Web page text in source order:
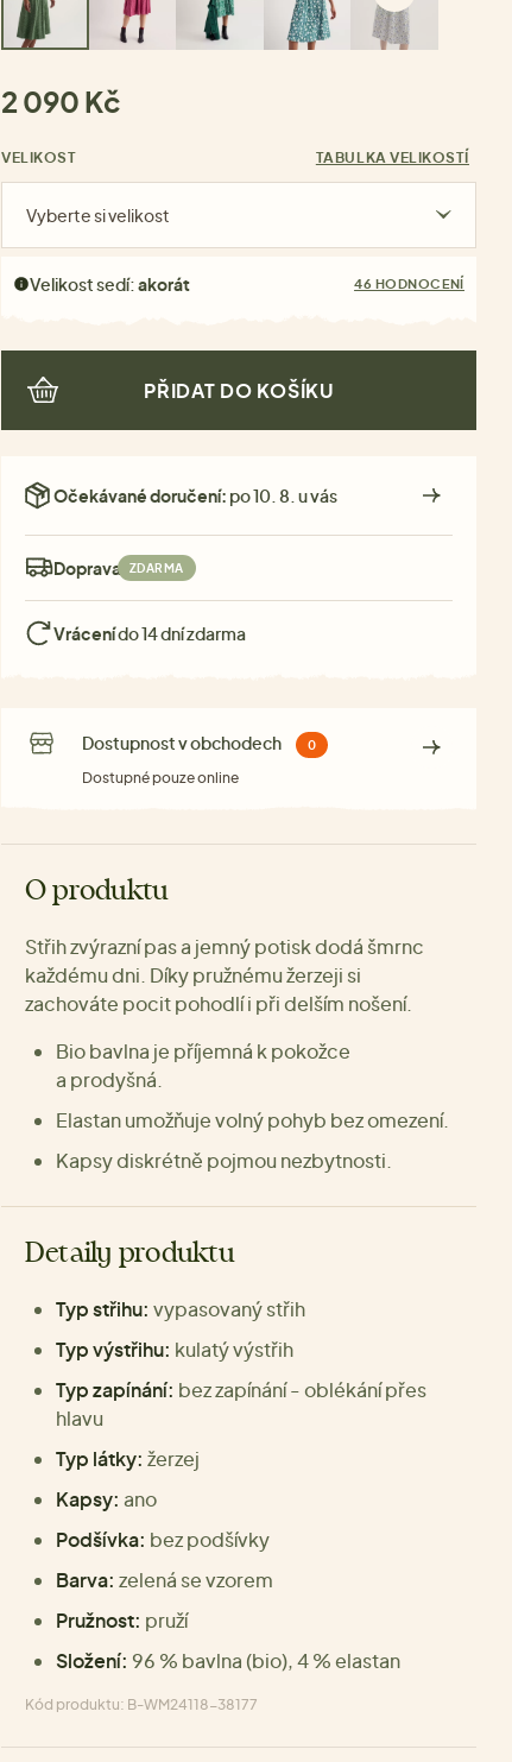
2 090 Kč
VELIKOST TABULKA VELIKOSTÍ
Vyberte si velikost
Velikost sedí:akorát 46 HODNOCENÍ
PŘIDAT DO KOŠÍKU
Očekávané doručení: po 10. 8. u vás
Doprava: ZDARMA
Vrácenído 14 dní zdarma
Dostupnost v obchodech 0
Dostupné pouze online
O produktu
Střih zvýrazní pas a jemný potisk dodá šmrnc
každému dni. Díky pružnému žerzeji si
zachováte pocit pohodlí i při delším nošení.
Bio bavlna je příjemná k pokožce
a prodyšná.
Elastan umožňuje volný pohyb bez omezení.
Kapsy diskrétně pojmou nezbytnosti.
Detaily produktu
Typ střihu: vypasovaný střih
Typ výstřihu: kulatý výstřih
Typ zapínání: bez zapínání - oblékání přes
hlavu
Typ látky: žerzej
Kapsy: ano
Podšívka: bez podšívky
Barva: zelená se vzorem
Pružnost: pruží
Složení: 96 % bavlna (bio), 4 % elastan
Kód produktu: B-WM24118-38177